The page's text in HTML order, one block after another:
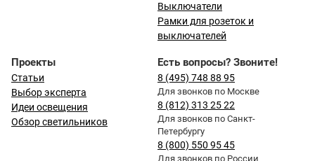
Выключатели
Рамки для розеток и
выключателей
Проекты
Статьи
Выбор эксперта
Идеи освещения
Обзор светильников
Есть вопросы? Звоните!
8 (495) 748 88 95
Для звонков по Москве
8 (812) 313 25 22
Для звонков по Санкт-
Петербургу
8 (800) 550 95 45
Для звонков по России